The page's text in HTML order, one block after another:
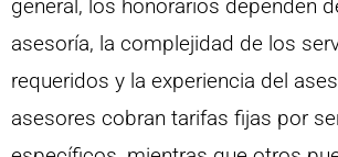
general, los honorarios dependen
asesoría, la complejidad de los
requeridos y la experiencia del
asesores cobran tarifas fijas por